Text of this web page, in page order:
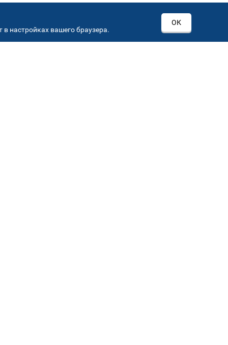
настройках вашего браузера.
ОК